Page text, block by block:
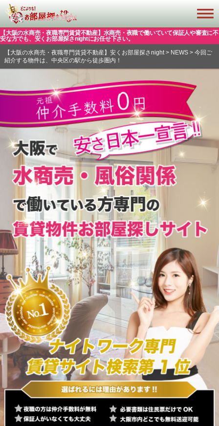
【大阪の水商売・夜職専門賃貸不動産】水商売・夜職で働いていて保証人や審査に不
安な方でも、安くお部屋探さnightにお任せ下さい。
【大阪の水商売・夜職専門賃貸不動産】安くお部屋探さnight> NEWS> 今回ご
紹介する物件は、中央区の駅から徒歩圏内！